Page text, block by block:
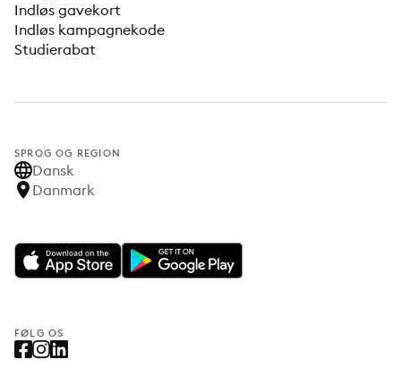
Indløs gavekort
Indløs kampagnekode
Studierabat
SPROG OG REGION
Dansk
Danmark
FØLG OS